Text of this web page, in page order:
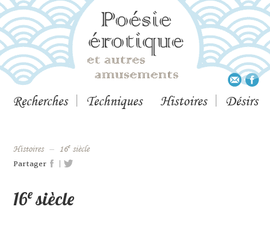
Recherches Techniques Histoires Désirs
histoires – 16esiècle
Partager |
16esiècle